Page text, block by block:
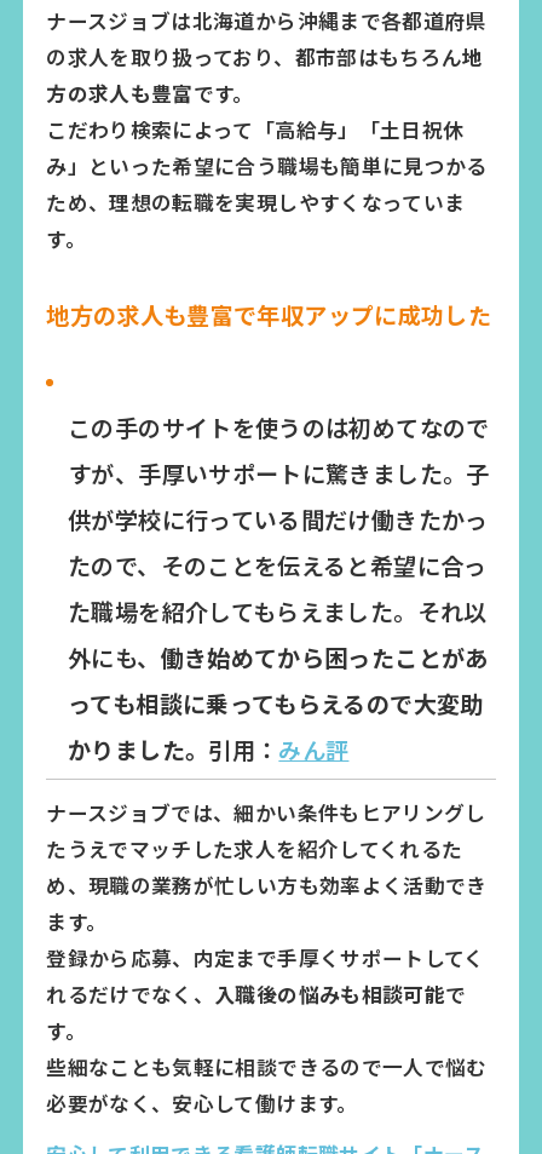
ナースジョブは北海道から沖縄まで各都道府県
の求人を取り扱っており、都市部はもちろん地
方の求人も豊富です。
こだわり検索によって「高給与」「土日祝休
み」といった希望に合う職場も簡単に見つかる
ため、理想の転職を実現しやすくなっていま
す。
地方の求人も豊富で年収アップに成功した
この手のサイトを使うのは初めてなので
すが、手厚いサポートに驚きました。子
供が学校に行っている間だけ働きたかっ
たので、そのことを伝えると希望に合っ
た職場を紹介してもらえました。それ以
外にも、 働き始めてから困ったことがあ
っても相談に乗ってもらえるので大変助
かりました。 引用： みん評
ナースジョブでは、細かい条件もヒアリングし
たうえでマッチした求人を紹介してくれるた
め、現職の業務が忙しい方も効率よく活動でき
ます。
登録から応募、内定まで手厚くサポートしてく
れるだけでなく、 入職後の悩みも相談可能で
す。
些細なことも気軽に相談できるので一人で悩む
必要がなく、安心して働けます。